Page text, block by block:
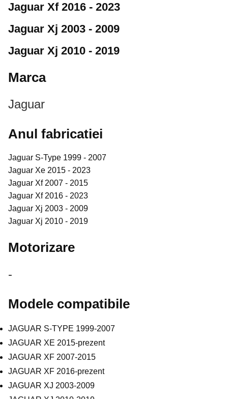
Jaguar Xf 2016 - 2023
Jaguar Xj 2003 - 2009
Jaguar Xj 2010 - 2019
Marca
Jaguar
Anul fabricatiei
Jaguar S-Type 1999 - 2007
Jaguar Xe 2015 - 2023
Jaguar Xf 2007 - 2015
Jaguar Xf 2016 - 2023
Jaguar Xj 2003 - 2009
Jaguar Xj 2010 - 2019
Motorizare
-
Modele compatibile
JAGUAR S-TYPE 1999-2007
JAGUAR XE 2015-prezent
JAGUAR XF 2007-2015
JAGUAR XF 2016-prezent
JAGUAR XJ 2003-2009